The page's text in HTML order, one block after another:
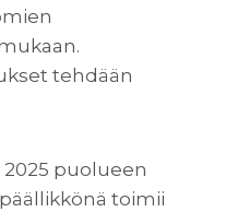
tehdään
2025 puolueen
toimii